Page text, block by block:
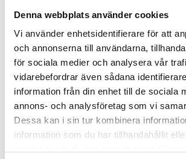
Denna webbplats använder cookies
Vi använder enhetsidentifierare för att
och annonserna till användarna,
för sociala medier och analysera vår
vidarebefordrar även sådana
information från din enhet till de sociala
annons- och analysföretag som vi
Dessa kan i sin tur kombinera
information som du har tillhandahållit
TypeError:
function at
https://webshop.pressbyran.se/_next/
b1763451a2186f9e.js:1:11050 at
(<anonymous>) at K
(https://webshop.pressbyran.se/_next/
b1763451a2186f9e.js:1:10836) at lk
(https://webshop.pressbyran.se/_next/
b241200379730ac0.js:1:129835) at i
(https://webshop.pressbyran.se/_next/